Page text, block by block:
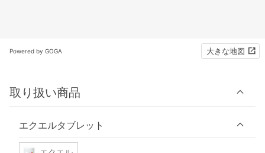
Powered by GOGA 大きな地図
取り扱い商品
エクエルタブレット